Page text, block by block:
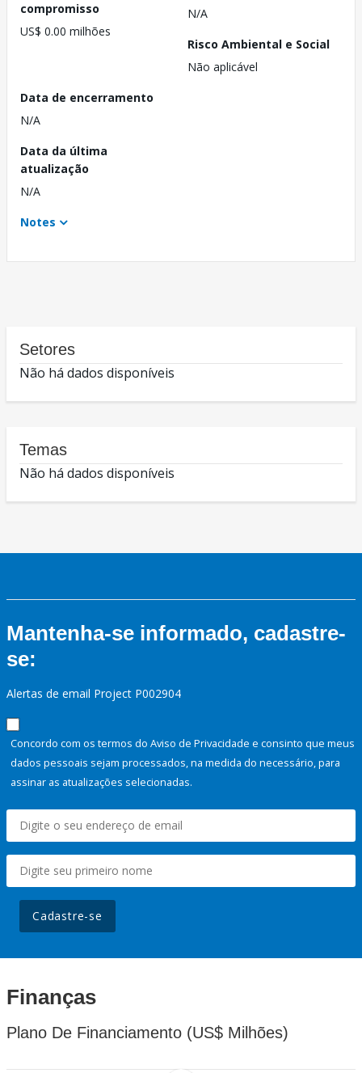
compromisso
US$ 0.00 milhões
N/A
Risco Ambiental e Social
Não aplicável
Data de encerramento
N/A
Data da última
atualização
N/A
Notes
Setores
Não há dados disponíveis
Temas
Não há dados disponíveis
Mantenha-se informado, cadastre-
se:
Alertas de email Project P002904
Concordo com os termos do Aviso de Privacidade e consinto que meus
dados pessoais sejam processados, na medida do necessário, para
assinar as atualizações selecionadas.
Cadastre-se
Finanças
Plano De Financiamento (US$ Milhões)